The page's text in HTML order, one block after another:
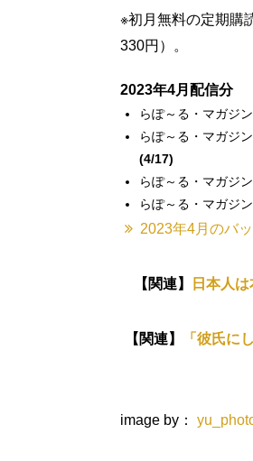
※初月無料の定期購
330円）。
2023年4月配信分
らぽ～る・マガジ
らぽ～る・マガジ
(4/17)
らぽ～る・マガジ
らぽ～る・マガジ
2023年4月のバ
【関連】 日本人
【関連】
「彼氏に
image by：